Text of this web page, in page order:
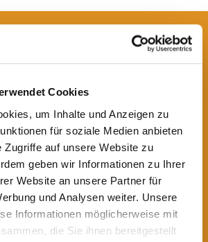
Cookies
um Inhalte und Anzeigen zu
für soziale Medien anbieten
Zugriffe auf unsere Website zu
geben wir Informationen zu Ihrer
Website an unsere Partner für
und Analysen weiter. Unsere
Informationen möglicherweise mit
die Sie ihnen bereitgestellt
Angebote im Onlineshop